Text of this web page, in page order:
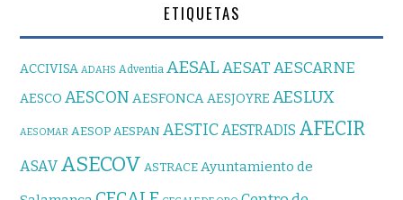
ETIQUETAS
ACCIVISA ADAHS Adventia AESAL AESATAESCARNE
AESCO AESCON AESFONCA AESJOYRE AESLUX
AESOMAR AESOP AESPAN AESTIC AESTRADIS AFECIR
ASAVASECOV ASTRACE Ayuntamiento de